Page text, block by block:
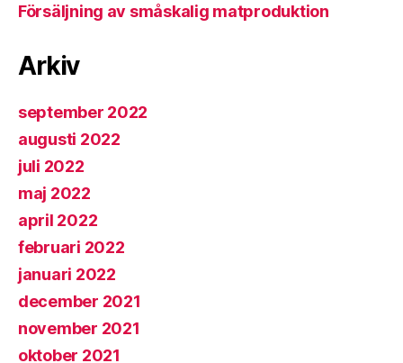
Försäljning av småskalig matproduktion
Arkiv
september 2022
augusti 2022
juli 2022
maj 2022
april 2022
februari 2022
januari 2022
december 2021
november 2021
oktober 2021